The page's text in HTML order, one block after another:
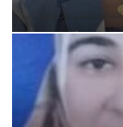
والعلم…هل تُحقن…